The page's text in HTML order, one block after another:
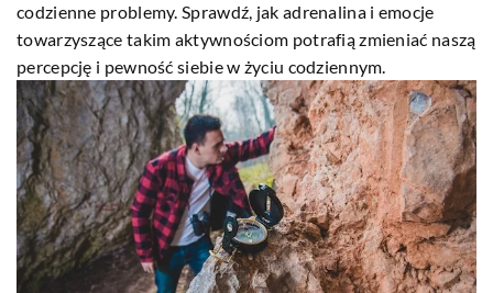
codzienne problemy. Sprawdź, jak adrenalina i emocje
towarzyszące takim aktywnościom potrafią zmieniać naszą
percepcję i pewność siebie w życiu codziennym.